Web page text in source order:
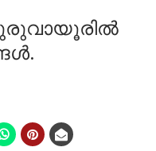
ഗുരുവായൂരിൽ